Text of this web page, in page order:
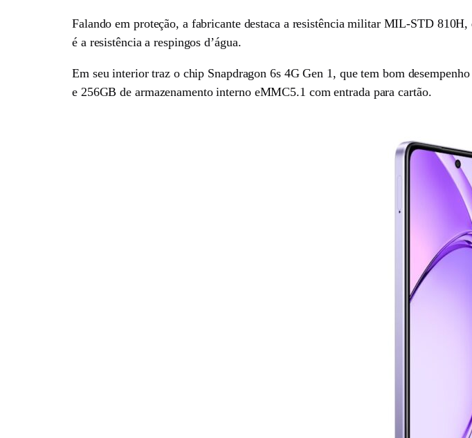
Falando em proteção, a fabricante destaca a resistência militar MIL-STD
é a resistência a respingos d’água.
Em seu interior traz o chip Snapdragon 6s 4G Gen 1, que tem bom
e 256GB de armazenamento interno eMMC5.1 com entrada para cartão.